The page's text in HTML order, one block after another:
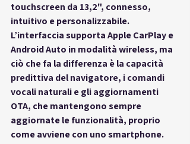
touchscreen da 13,2", connesso,
intuitivo e personalizzabile.
L’interfaccia supporta Apple CarPlay e
Android Auto in modalità wireless, ma
ciò che fa la differenza è la capacità
predittiva del navigatore, i comandi
vocali naturali e gli aggiornamenti
OTA, che mantengono sempre
aggiornate le funzionalità, proprio
come avviene con uno smartphone.